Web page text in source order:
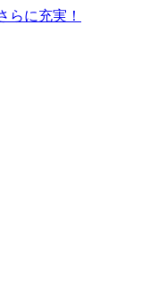
らに充実！